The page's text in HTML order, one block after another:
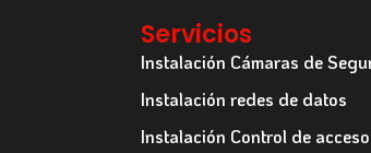
Servicios
Instalación Cámaras de
Instalación redes de datos
Instalación Control de acceso